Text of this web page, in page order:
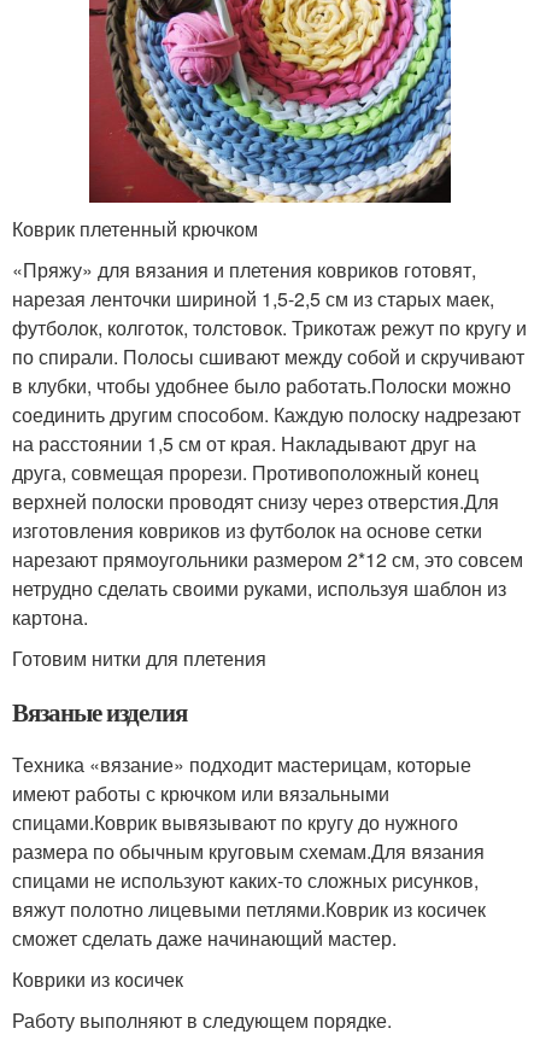
Коврик плетенный крючком
«Пряжу» для вязания и плетения ковриков готовят,
нарезая ленточки шириной 1,5-2,5 см из старых маек,
футболок, колготок, толстовок. Трикотаж режут по кругу и
по спирали. Полосы сшивают между собой и скручивают
в клубки, чтобы удобнее было работать.Полоски можно
соединить другим способом. Каждую полоску надрезают
на расстоянии 1,5 см от края. Накладывают друг на
друга, совмещая прорези. Противоположный конец
верхней полоски проводят снизу через отверстия.Для
изготовления ковриков из футболок на основе сетки
нарезают прямоугольники размером 2*12 см, это совсем
нетрудно сделать своими руками, используя шаблон из
картона.
Готовим нитки для плетения
Вязаные изделия
Техника «вязание» подходит мастерицам, которые
имеют работы с крючком или вязальными
спицами.Коврик вывязывают по кругу до нужного
размера по обычным круговым схемам.Для вязания
спицами не используют каких-то сложных рисунков,
вяжут полотно лицевыми петлями.Коврик из косичек
сможет сделать даже начинающий мастер.
Коврики из косичек
Работу выполняют в следующем порядке.